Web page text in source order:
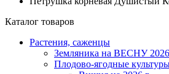
Каталог товаров
Растения, саженцы
Земляника на ВЕСНУ 2026
Плодово-ягодные